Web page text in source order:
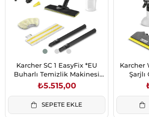
Karcher SC 1 EasyFix *EU
Buharlı Temizlik Makinesi
(1.516-401.0)
₺5.515,00
SEPETE EKLE
Karcher
Şarjlı